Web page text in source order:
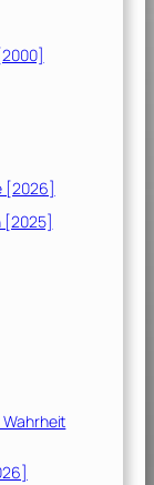
[2026]
[2025]
Wahrheit